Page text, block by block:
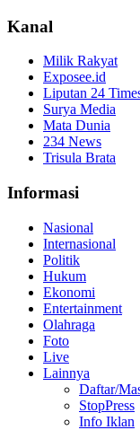
Kanal
Milik Rakyat
Exposee.id
Liputan 24
Surya Media
Mata Dunia
234 News
Trisula Brata
Informasi
Nasional
Internasional
Politik
Hukum
Ekonomi
Entertainment
Olahraga
Foto
Live
Lainnya
Daftar/
StopPress
Info Iklan